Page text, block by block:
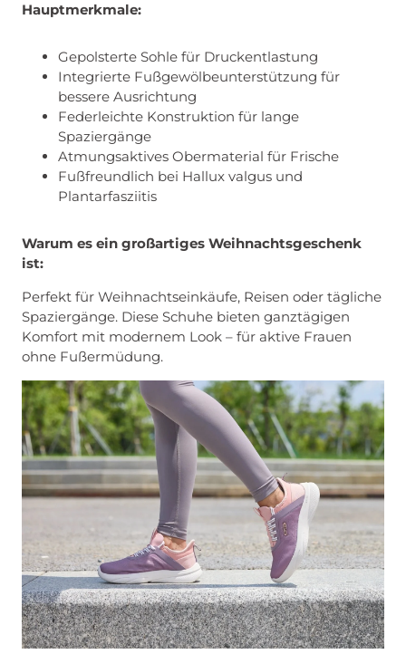
Hauptmerkmale:
Gepolsterte Sohle für Druckentlastung
Integrierte Fußgewölbeunterstützung für
bessere Ausrichtung
Federleichte Konstruktion für lange
Spaziergänge
Atmungsaktives Obermaterial für Frische
Fußfreundlich bei Hallux valgus und
Plantarfasziitis
Warum es ein großartiges Weihnachtsgeschenk
ist:
Perfekt für Weihnachtseinkäufe, Reisen oder tägliche
Spaziergänge. Diese Schuhe bieten ganztägigen
Komfort mit modernem Look – für aktive Frauen
ohne Fußermüdung.